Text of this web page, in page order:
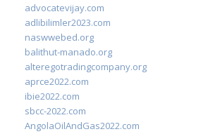
advocatevijay.com
adlibilimler2023.com
naswwebed.org
balithut-manado.org
alteregotradingcompany.org
aprce2022.com
ibie2022.com
sbcc-2022.com
AngolaOilAndGas2022.com